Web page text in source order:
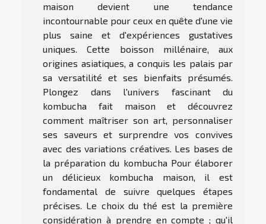
maison devient une tendance
incontournable pour ceux en quête d'une vie
plus saine et d'expériences gustatives
uniques. Cette boisson millénaire, aux
origines asiatiques, a conquis les palais par
sa versatilité et ses bienfaits présumés.
Plongez dans l'univers fascinant du
kombucha fait maison et découvrez
comment maîtriser son art, personnaliser
ses saveurs et surprendre vos convives
avec des variations créatives. Les bases de
la préparation du kombucha Pour élaborer
un délicieux kombucha maison, il est
fondamental de suivre quelques étapes
précises. Le choix du thé est la première
considération à prendre en compte ; qu'il